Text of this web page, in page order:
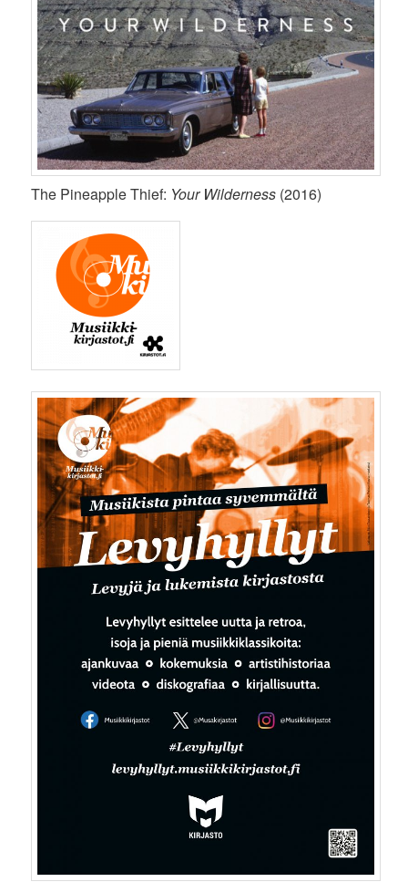
The Pineapple Thief: Your Wilderness (2016)